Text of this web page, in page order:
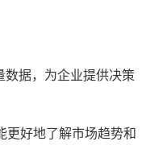
据，为企业提供决策
更好地了解市场趋势和